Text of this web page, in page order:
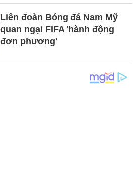
Liên đoàn Bóng đá Nam Mỹ
quan ngại FIFA 'hành động
đơn phương'